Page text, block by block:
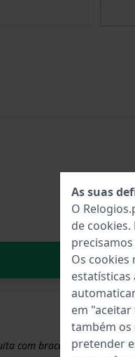
com braceletes superiores
As suas
O
de cookies.
Os cookies
estatísticas
em
também os
pretender